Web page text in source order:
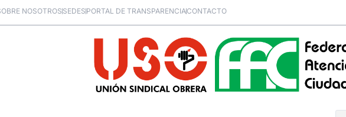
NOSOTROSSEDESPORTAL DE TRANSPARENCIACONTACTO